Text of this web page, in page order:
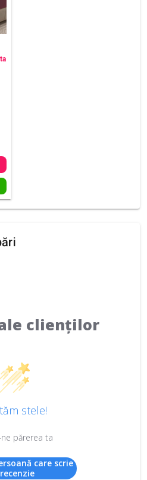
clienților
stele!
părerea ta
care scrie